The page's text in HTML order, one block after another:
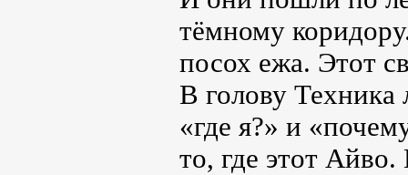
тёмному
посох ежа. Этот
В голову
«где я?» и
то, где этот